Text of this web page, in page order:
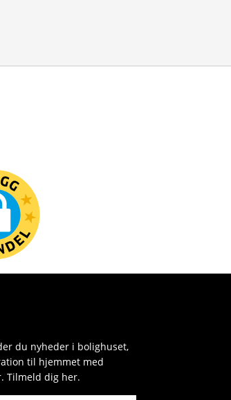
du nyheder i bolighuset,
til hjemmet med
Tilmeld dig her.